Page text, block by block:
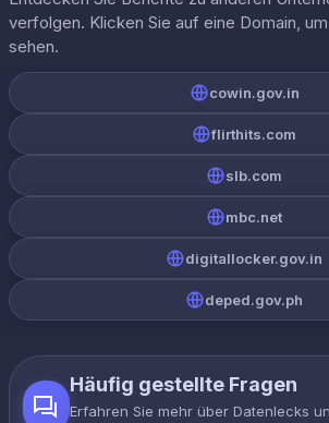
verfolgen. Klicken Sie auf eine Domain,
sehen.
cowin.gov.in
flirthits.com
slb.com
mbc.net
digitallocker.gov.in
deped.gov.ph
Häufig gestellte Fragen
Erfahren Sie mehr über Datenlecks